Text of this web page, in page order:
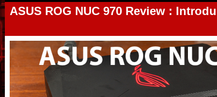
ASUS ROG NUC 970 Review :